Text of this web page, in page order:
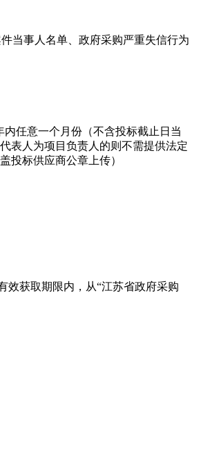
当事人名单、政府采购严重失信行为
任意一个月份（不含投标截止日当
表人为项目负责人的则不需提供法定
投标供应商公章上传）
效获取期限内，从“江苏省政府采购